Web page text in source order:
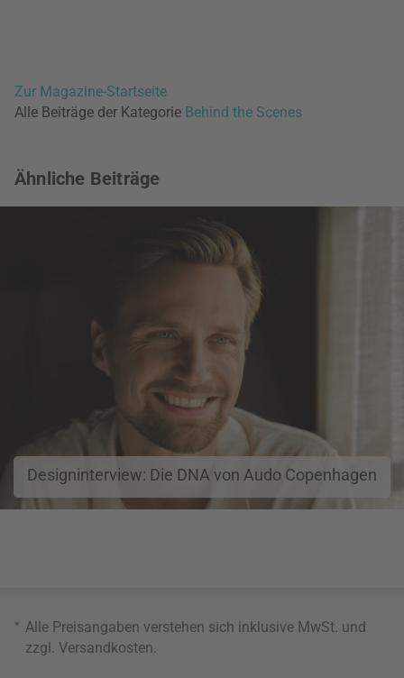
Zur Magazine-Startseite
Alle Beiträge der Kategorie Behind the Scenes
Ähnliche Beiträge
Designinterview: Die DNA von Audo Copenhagen
* Alle Preisangaben verstehen sich inklusive MwSt. und
zzgl. Versandkosten